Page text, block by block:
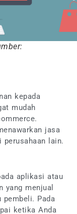
kepada
mudah
jasa
perusahaan lain.
aplikasi atau
yang menjual
pembeli. Pada
ketika Anda